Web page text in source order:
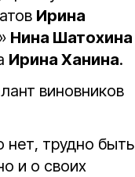
Ирина
Нина Шатохина
Ирина Ханина.
виновников
нет, трудно быть
и о своих